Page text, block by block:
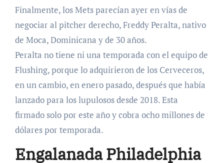
Finalmente, los Mets parecían ayer en vías de
negociar al pitcher derecho, Freddy Peralta, nativo
de Moca, Dominicana y de 30 años.
Peralta no tiene ni una temporada con el equipo de
Flushing, porque lo adquirieron de los Cerveceros,
en un cambio, en enero pasado, después que había
lanzado para los lupulosos desde 2018. Esta
firmado solo por este año y cobra ocho millones de
dólares por temporada.
Engalanada Philadelphia